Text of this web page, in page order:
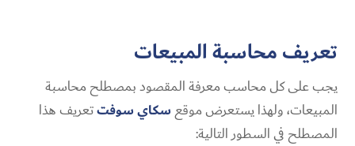
تعريف محاسبة المبيعات
يجب على كل محاسب معرفة المقصود بمصطلح محاسبة
المبيعات، ولهذا يستعرض موقع سكاي سوفتتعريف هذا
المصطلح في السطور التالية: